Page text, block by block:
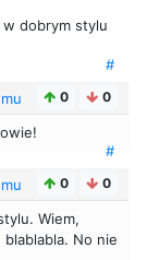
w dobrym stylu
#
0 0
#
0 0
Wiem,
No nie